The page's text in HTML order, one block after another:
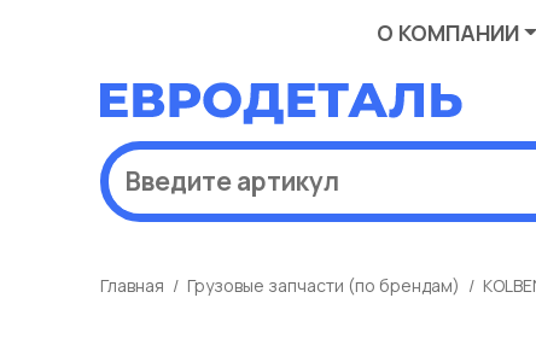
О КОМПАНИИ
Главная Грузовые запчасти (по брендам)